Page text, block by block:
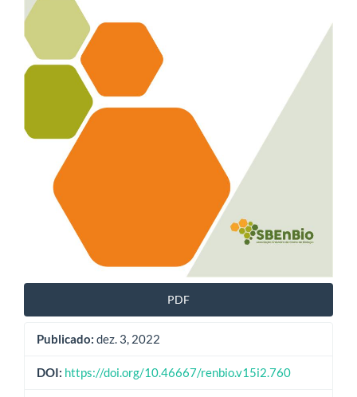
PDF
Publicado: dez. 3, 2022
DOI: https://doi.org/10.46667/renbio.v15i2.760